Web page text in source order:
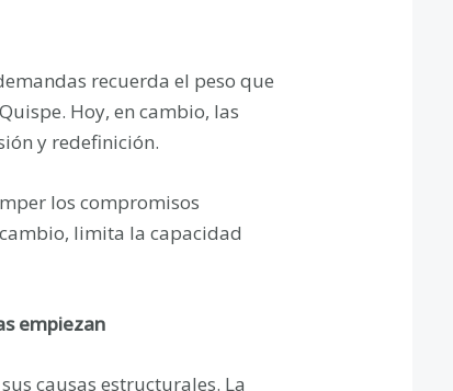
recuerda el peso que
Hoy, en cambio, las
y redefinición.
los compromisos
limita la capacidad
empiezan
causas estructurales. La